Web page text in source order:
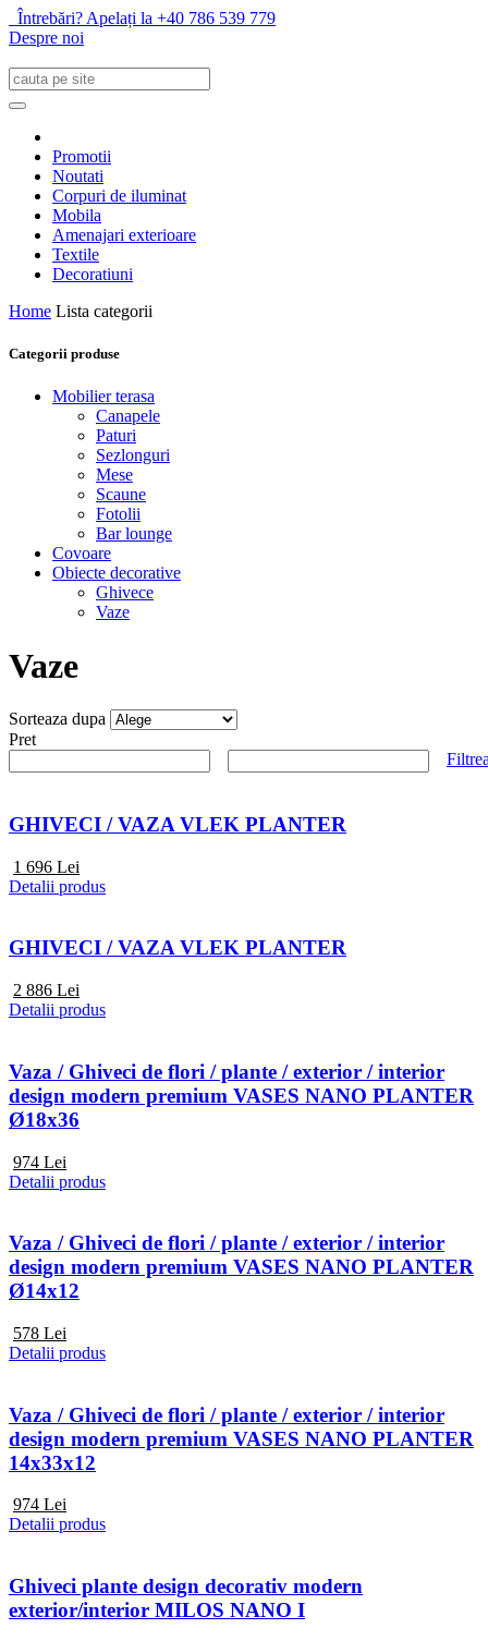
Întrebări? Apelați la +40 786 539 779
Despre noi
Promotii
Noutati
Corpuri de iluminat
Mobila
Amenajari exterioare
Textile
Decoratiuni
Home Lista categorii
Categorii produse
Mobilier terasa
Canapele
Paturi
Sezlonguri
Mese
Scaune
Fotolii
Bar lounge
Covoare
Obiecte decorative
Ghivece
Vaze
Vaze
Sorteaza dupa
Pret
GHIVECI / VAZA VLEK PLANTER
1 696 Lei
Detalii produs
GHIVECI / VAZA VLEK PLANTER
2 886 Lei
Detalii produs
Vaza / Ghiveci de flori / plante / exterior / interior
design modern premium VASES NANO PLANTER
Ø18x36
974 Lei
Detalii produs
Vaza / Ghiveci de flori / plante / exterior / interior
design modern premium VASES NANO PLANTER
Ø14x12
578 Lei
Detalii produs
Vaza / Ghiveci de flori / plante / exterior / interior
design modern premium VASES NANO PLANTER
14x33x12
974 Lei
Detalii produs
Ghiveci plante design decorativ modern
exterior/interior MILOS NANO I